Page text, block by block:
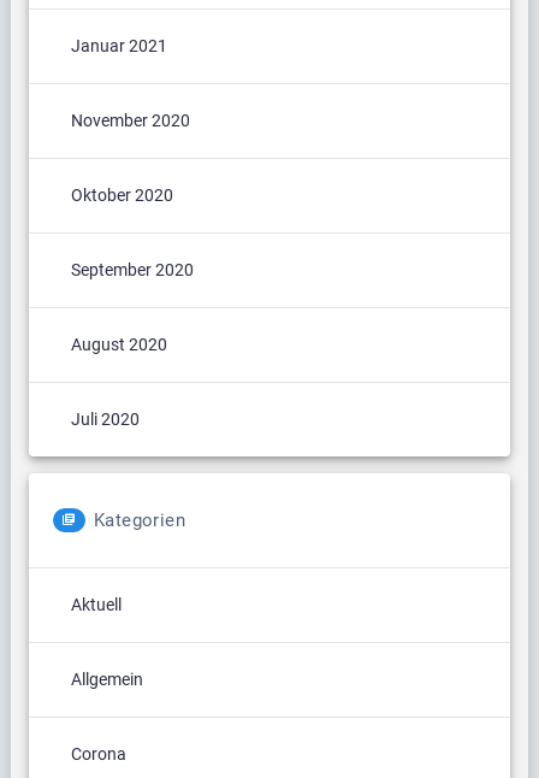
Januar 2021
November 2020
Oktober 2020
September 2020
August 2020
Juli 2020
Kategorien
Aktuell
Allgemein
Corona